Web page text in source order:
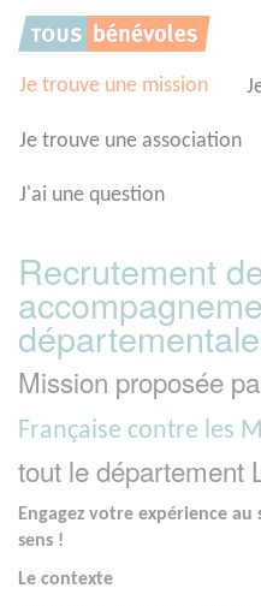
Je trouve une mission
Je trouve une association
J'ai une question
Recrutement
Mission proposée
Française contre les
tout le département
Engagez votre expérience au
sens !
Le contexte
Panneau de gestion des cookies